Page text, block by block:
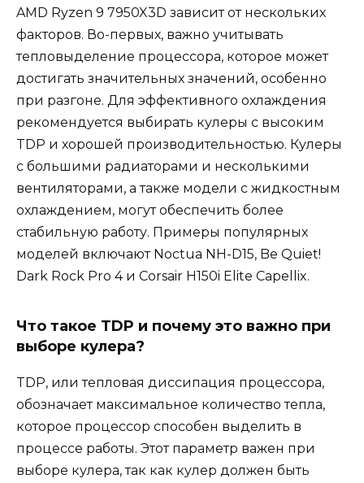
AMD Ryzen 9 7950X3D зависит от нескольких
факторов. Во-первых, важно учитывать
тепловыделение процессора, которое может
достигать значительных значений, особенно
при разгоне. Для эффективного охлаждения
рекомендуется выбирать кулеры с высоким
TDP и хорошей производительностью. Кулеры
с большими радиаторами и несколькими
вентиляторами, а также модели с жидкостным
охлаждением, могут обеспечить более
стабильную работу. Примеры популярных
моделей включают Noctua NH-D15, Be Quiet!
Dark Rock Pro 4 и Corsair H150i Elite Capellix.
Что такое TDP и почему это важно при
выборе кулера?
TDP, или тепловая диссипация процессора,
обозначает максимальное количество тепла,
которое процессор способен выделить в
процессе работы. Этот параметр важен при
выборе кулера, так как кулер должен быть